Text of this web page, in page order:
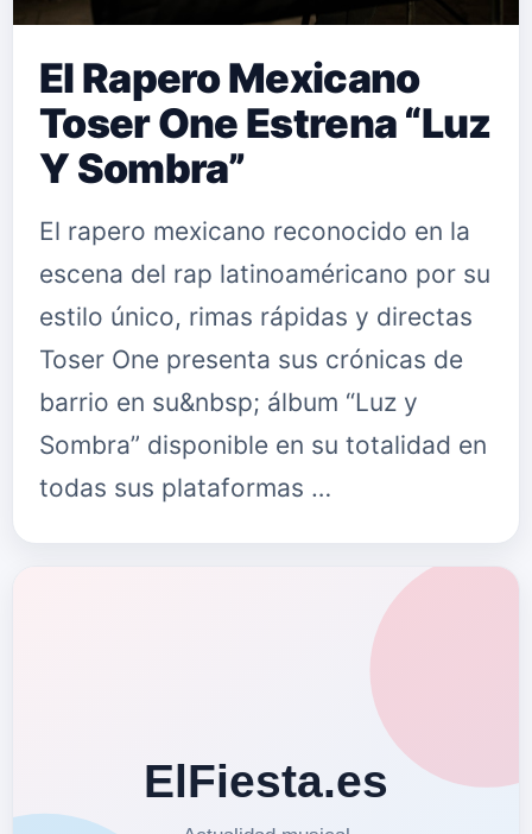
El Rapero Mexicano
Toser One Estrena “Luz
Y Sombra”
El rapero mexicano reconocido en la
escena del rap latinoaméricano por su
estilo único, rimas rápidas y directas
Toser One presenta sus crónicas de
barrio en su&nbsp; álbum “Luz y
Sombra” disponible en su totalidad en
todas sus plataformas …